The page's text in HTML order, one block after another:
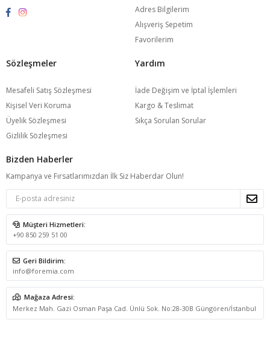
Adres Bilgilerim
Alışveriş Sepetim
Favorilerim
Sözleşmeler
Mesafeli Satış Sözleşmesi
Kişisel Veri Koruma
Üyelik Sözleşmesi
Gizlilik Sözleşmesi
Yardım
İade Değişim ve İptal İşlemleri
Kargo & Teslimat
Sıkça Sorulan Sorular
Bizden Haberler
Kampanya ve Fırsatlarımızdan İlk Siz Haberdar Olun!
Müşteri Hizmetleri:
+90 850 259 51 00
Geri Bildirim:
info@foremia.com
Mağaza Adresi:
Merkez Mah. Gazi Osman Paşa Cad. Ünlü Sok. No:28-30B Güngören/İstanbul